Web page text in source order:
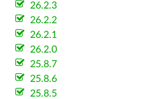
26.2.3
26.2.2
26.2.1
26.2.0
25.8.7
25.8.6
25.8.5